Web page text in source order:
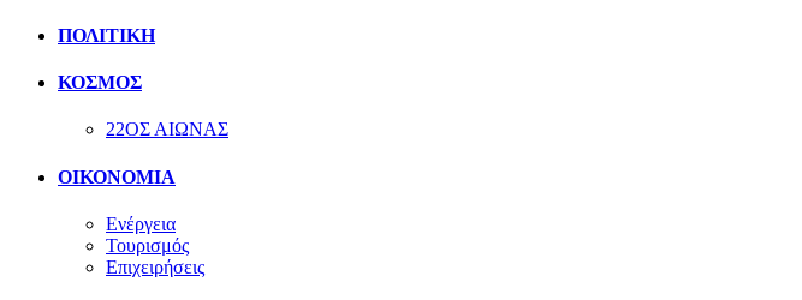
ΠΟΛΙΤΙΚΗ
ΚΟΣΜΟΣ
22ΟΣ ΑΙΩΝΑΣ
ΟΙΚΟΝΟΜΙΑ
Ενέργεια
Τουρισμός
Επιχειρήσεις